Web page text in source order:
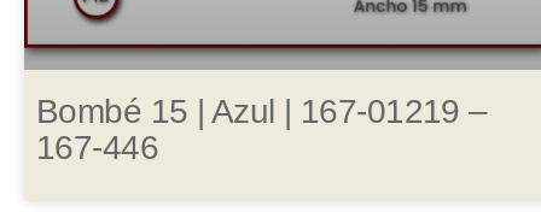
Bombé 15 | Azul | 167-01219 –
167-446